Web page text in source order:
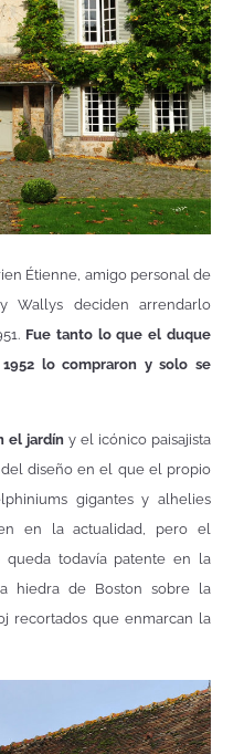
Étienne, amigo personal de
Wallys deciden arrendarlo
Fue tanto lo que el duque
lo compraron y solo se
el jardín y el icónico paisajista
diseño en el que el propio
gigantes y alhelies
en la actualidad, pero el
todavía patente en la
hiedra de Boston sobre la
recortados que enmarcan la